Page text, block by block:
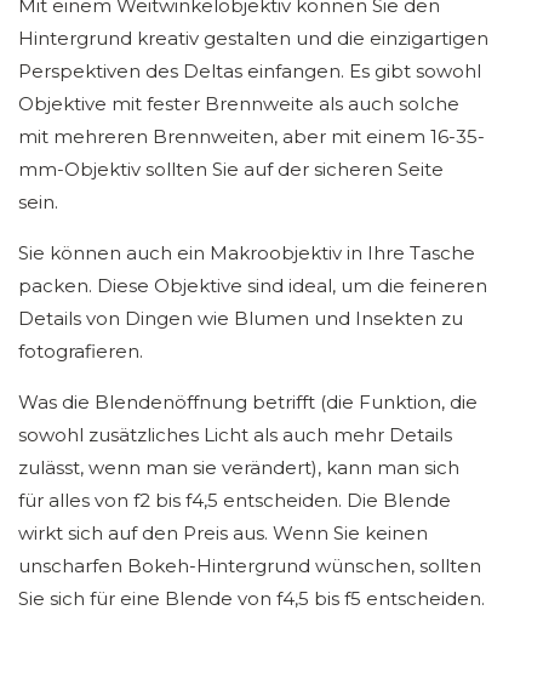
Mit einem Weitwinkelobjektiv können Sie den
Hintergrund kreativ gestalten und die einzigartigen
Perspektiven des Deltas einfangen. Es gibt sowohl
Objektive mit fester Brennweite als auch solche
mit mehreren Brennweiten, aber mit einem 16-35-
mm-Objektiv sollten Sie auf der sicheren Seite
sein.
Sie können auch ein Makroobjektiv in Ihre Tasche
packen. Diese Objektive sind ideal, um die feineren
Details von Dingen wie Blumen und Insekten zu
fotografieren.
Was die Blendenöffnung betrifft (die Funktion, die
sowohl zusätzliches Licht als auch mehr Details
zulässt, wenn man sie verändert), kann man sich
für alles von f2 bis f4,5 entscheiden. Die Blende
wirkt sich auf den Preis aus. Wenn Sie keinen
unscharfen Bokeh-Hintergrund wünschen, sollten
Sie sich für eine Blende von f4,5 bis f5 entscheiden.